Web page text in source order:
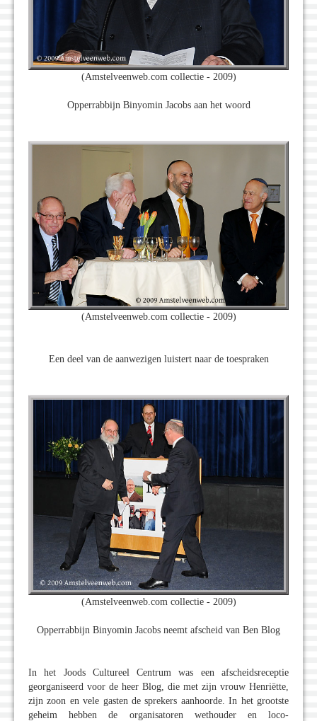
(Amstelveenweb.com collectie - 2009)
Opperrabbijn Binyomin Jacobs aan het woord
(Amstelveenweb.com collectie - 2009)
Een deel van de aanwezigen luistert naar de toespraken
(Amstelveenweb.com collectie - 2009)
Opperrabbijn Binyomin Jacobs neemt afscheid van Ben Blog
In het Joods Cultureel Centrum was een afscheidsreceptie
georganiseerd voor de heer Blog, die met zijn vrouw Henriëtte,
zijn zoon en vele gasten de sprekers aanhoorde. In het grootste
geheim hebben de organisatoren wethouder en loco-